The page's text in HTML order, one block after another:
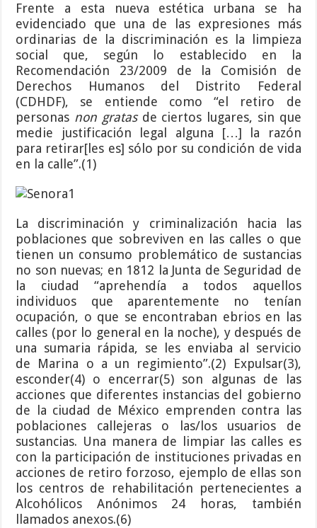
Frente a esta nueva estética urbana se ha
evidenciado que una de las expresiones más
ordinarias de la discriminación es la limpieza
social que, según lo establecido en la
Recomendación 23/2009 de la Comisión de
Derechos Humanos del Distrito Federal
(CDHDF), se entiende como “el retiro de
personas non gratasde ciertos lugares, sin que
medie justificación legal alguna […] la razón
para retirar[les es] sólo por su condición de vida
en la calle”.(1)
La discriminación y criminalización hacia las
poblaciones que sobreviven en las calles o que
tienen un consumo problemático de sustancias
no son nuevas; en 1812 la Junta de Seguridad de
la ciudad “aprehendía a todos aquellos
individuos que aparentemente no tenían
ocupación, o que se encontraban ebrios en las
calles (por lo general en la noche), y después de
una sumaria rápida, se les enviaba al servicio
de Marina o a un regimiento”.(2) Expulsar(3),
esconder(4) o encerrar(5) son algunas de las
acciones que diferentes instancias del gobierno
de la ciudad de México emprenden contra las
poblaciones callejeras o las/los usuarios de
sustancias. Una manera de limpiar las calles es
con la participación de instituciones privadas en
acciones de retiro forzoso, ejemplo de ellas son
los centros de rehabilitación pertenecientes a
Alcohólicos Anónimos 24 horas, también
llamados anexos.(6)